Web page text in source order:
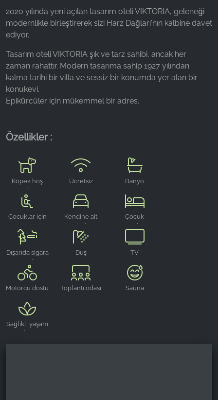
2020 yılında yeni açılan tasarım oteli VIKTORIA, geleneği
modernlikle birleştirerek sizi Harz Dağları'nın kalbine davet
ediyor.
Tasarım oteli VIKTORIA şık ve tarz sahibi, ancak her
zaman rahattır. Modern tasarıma sahip 1927 yılından
kalma tarihi bir villa ve sessiz bir konumda yer alan bir
konukevi.
Epikürcüler için mükemmel bir adres.
Özellikler :
Köpek hoş
geldiniz
Ücretsiz
Banyo
Çocuklar için
sandalyesi
Kendine ait
park alanı
Çocuk
seyahat
Dışarıda sigara
içme alanı
Duş TV
Motorcu dostu Toplantı odası Sauna
Sağlıklı yaşam
alanı
Name:
_fbp, fr, _fbq, fbq
Facebook Ireland Ltd.
Purpose:
Reklam ölçümü ve pazarlaması
Cookie duration:
İstatistik Çerezleri anonim olarak bilgi toplar. Bu
bilgiler, ziyaretçilerimizin web sitemizi nasıl
kullandığını anlamamıza yardımcı olur.
Google Analytics
Name:
_ga, _gid, _gac_gb_
Google LLC
Purpose:
Cookie duration: